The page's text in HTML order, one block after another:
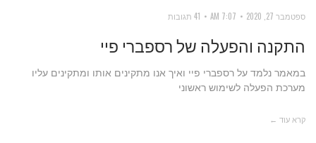
ספטמבר 27, 2020 7:07 AM 41 תגובות
התקנה והפעלה של רספברי פיי
במאמר נלמד על רספברי פיי ואיך אנו מתקינים אותו ומתקינים עליו
מערכת הפעלה לשימוש ראשוני
קרא עוד ←